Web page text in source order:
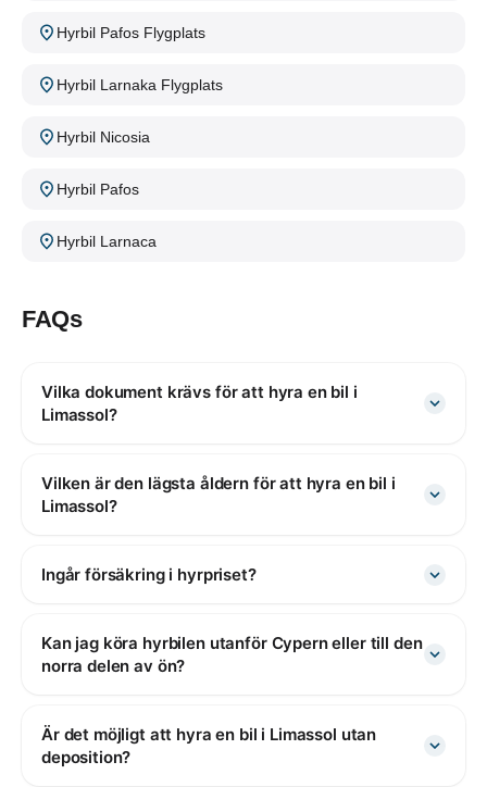
Hyrbil Pafos Flygplats
Hyrbil Larnaka Flygplats
Hyrbil Nicosia
Hyrbil Pafos
Hyrbil Larnaca
FAQs
Vilka dokument krävs för att hyra en bil i
Limassol?
Vilken är den lägsta åldern för att hyra en bil i
Limassol?
Ingår försäkring i hyrpriset?
Kan jag köra hyrbilen utanför Cypern eller till den
norra delen av ön?
Är det möjligt att hyra en bil i Limassol utan
deposition?